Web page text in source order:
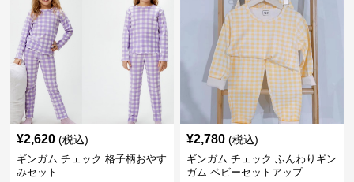
¥2,620 (税込)
ギンガム チェック 格子柄おやす
みセット
¥2,780 (税込)
ギンガム チェック ふんわりギン
ガム ベビーセットアップ